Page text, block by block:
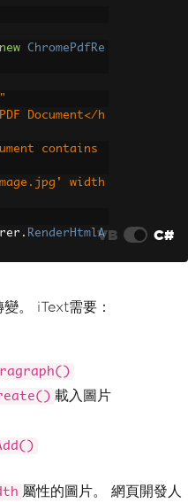
new
ChromePdfRe
. RenderHtmlAVB C#
。 iText需要：
載入圖片
屬性的圖片。 網頁開發人